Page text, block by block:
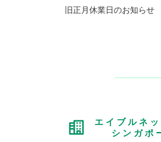
旧正月休業日のお知らせ
エイブルネ
シンガポ